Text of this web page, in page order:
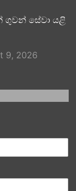
ගුවන් සේවා යළි
9, 2026